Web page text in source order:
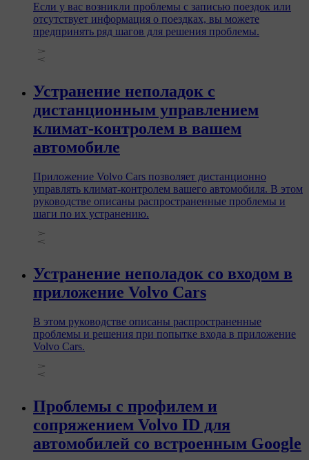
Если у вас возникли проблемы с записью поездок или
отсутствует информация о поездках, вы можете
предпринять ряд шагов для решения проблемы.
Устранение неполадок с
дистанционным управлением
климат-контролем в вашем
автомобиле
Приложение Volvo Cars позволяет дистанционно
управлять климат-контролем вашего автомобиля. В этом
руководстве описаны распространенные проблемы и
шаги по их устранению.
Устранение неполадок со входом в
приложение Volvo Cars
В этом руководстве описаны распространенные
проблемы и решения при попытке входа в приложение
Volvo Cars.
Проблемы с профилем и
сопряжением Volvo ID для
автомобилей со встроенным Google